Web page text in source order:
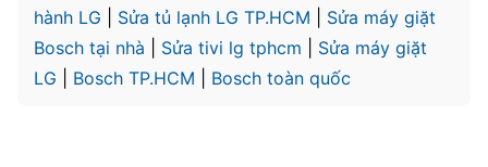
hành LG
Sửa tủ lạnh LG TP.HCM
Sửa máy giặt
Bosch tại nhà
Sửa tivi lg tphcm
Sửa máy giặt
LG
Bosch TP.HCM Bosch toàn quốc